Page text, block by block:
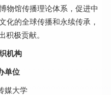
物馆传播理论体系，促进中
化的全球传播和永续传承，
积极贡献。
机构
单位
媒大学